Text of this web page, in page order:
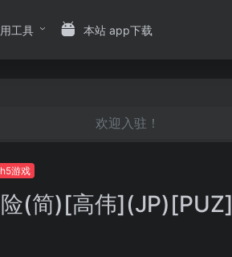
工具 本站 app下载
欢迎入驻！
h5游戏
(简)[高伟](JP)[PUZ]